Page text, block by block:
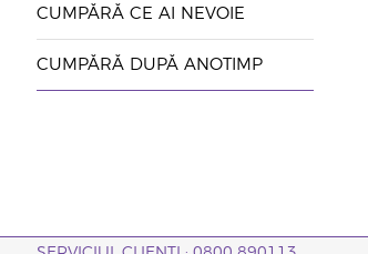
CUMPĂRĂ CE AI NEVOIE
CUMPĂRĂ DUPĂ ANOTIMP